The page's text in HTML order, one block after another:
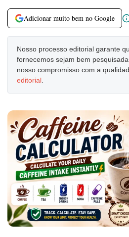
Adicionar muito bem no Google
Nosso processo editorial garante
fornecemos sejam bem
nosso compromisso com a
editorial